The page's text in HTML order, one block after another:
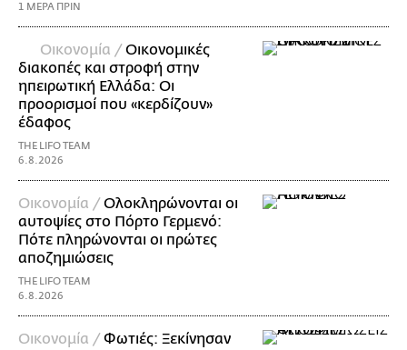
1 ΜΕΡΑ ΠΡΙΝ
Οικονομία /Οικονομικές
διακοπές και στροφή στην
ηπειρωτική Ελλάδα: Οι
προορισμοί που «κερδίζουν»
έδαφος
THE LIFO TEAM
6.8.2026
Οικονομία /Ολοκληρώνονται οι
αυτοψίες στο Πόρτο Γερμενό:
Πότε πληρώνονται οι πρώτες
αποζημιώσεις
THE LIFO TEAM
6.8.2026
Οικονομία /Φωτιές: Ξεκίνησαν